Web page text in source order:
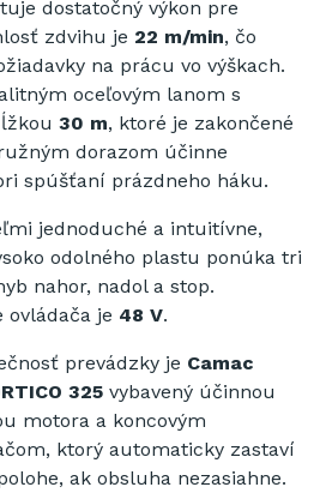
dostatočný výkon pre
zdvihu je 22 m/min, čo
na prácu vo výškach.
oceľovým lanom s
30 m, ktoré je zakončené
dorazom účinne
spúšťaní prázdneho háku.
jednoduché a intuitívne,
odolného plastu ponúka tri
nahor, nadol a stop.
ovládača je 48 V.
prevádzky je Camac
325 vybavený účinnou
motora a koncovým
ktorý automaticky zastaví
ak obsluha nezasiahne.